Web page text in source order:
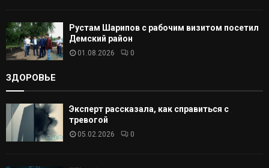
Рустам Шарипов с рабочим визитом посетил
Демский район
01.08.2026 0
ЗДОРОВЬЕ
Эксперт рассказала, как справиться с
тревогой
05.02.2026 0